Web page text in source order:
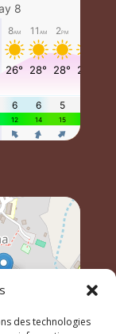
des technologies